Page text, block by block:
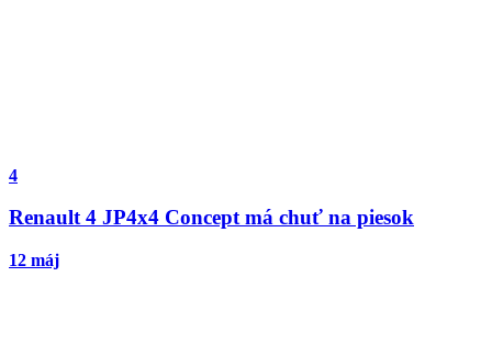
4
Renault 4 JP4x4 Concept má chuť na piesok
12 máj